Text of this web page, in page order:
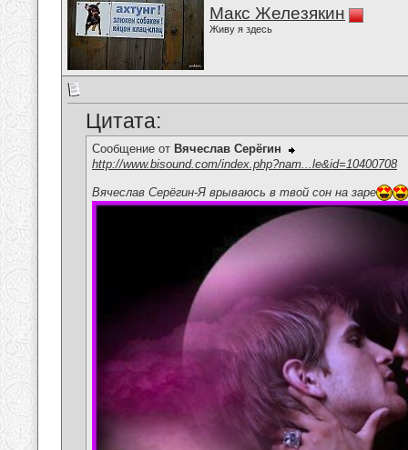
Макс Железякин
Живу я здесь
Цитата:
Сообщение от Вячеслав Серёгин
http://www.bisound.com/index.php?nam...le&id=10400708
Вячеслав Серёгин-Я врываюсь в твой сон на заре